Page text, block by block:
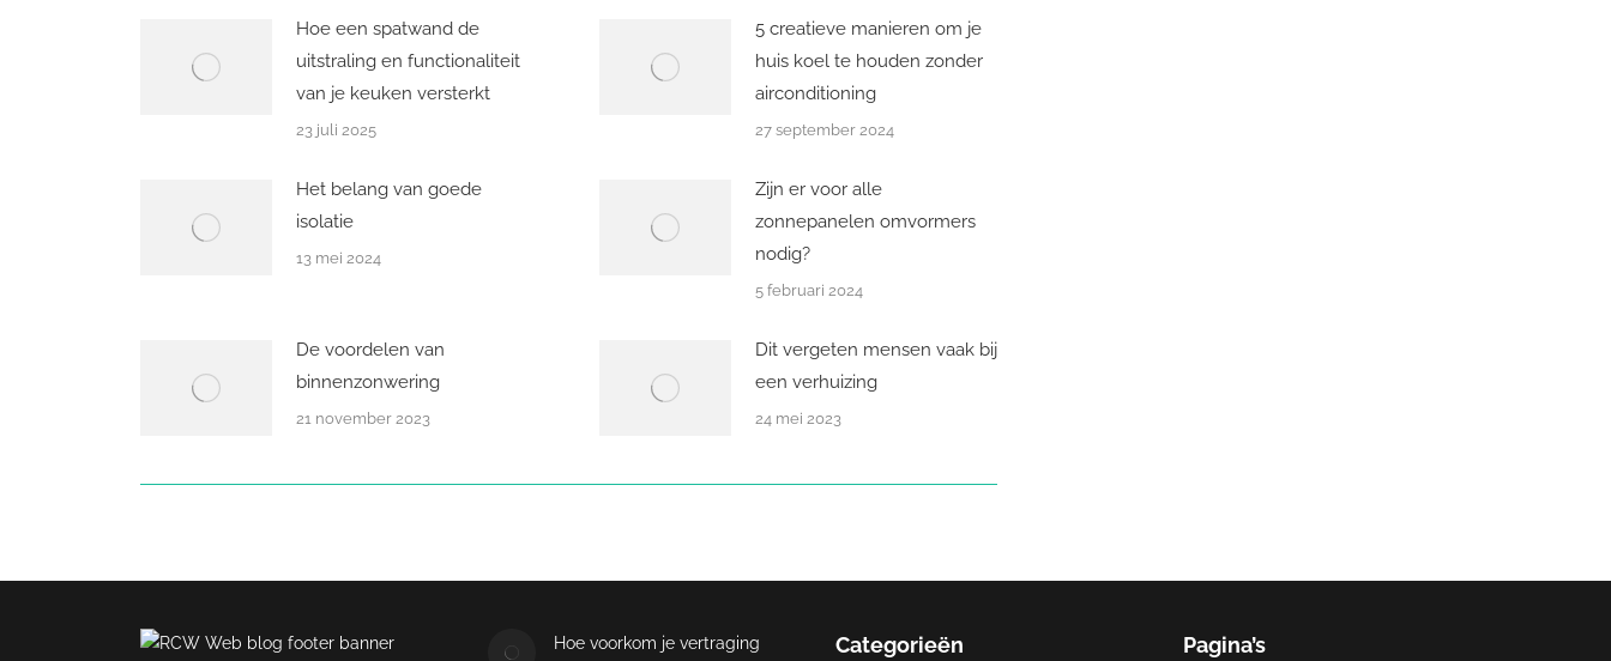
Hoe een spatwand de
uitstraling en functionaliteit
van je keuken versterkt
23 juli 2025
5 creatieve manieren om je
huis koel te houden zonder
airconditioning
27 september 2024
Het belang van goede
isolatie
13 mei 2024
Zijn er voor alle
zonnepanelen omvormers
nodig?
5 februari 2024
De voordelen van
binnenzonwering
21 november 2023
Dit vergeten mensen vaak bij
een verhuizing
24 mei 2023
Hoe voorkom je vertraging
Categorieën Pagina’s